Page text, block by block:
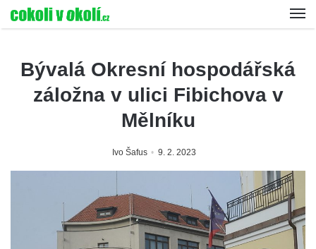
Bývalá Okresní hospodářská
záložna v ulici Fibichova v
Mělníku
Ivo Šafus 9. 2. 2023